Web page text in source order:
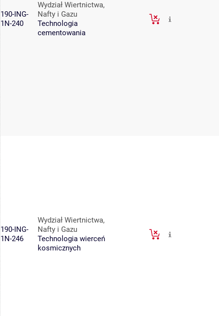
190-ING-
1N-240
Wydział Wiertnictwa,
Nafty i Gazu
Technologia
cementowania
190-ING-
1N-246
Wydział Wiertnictwa,
Nafty i Gazu
Technologia wierceń
kosmicznych